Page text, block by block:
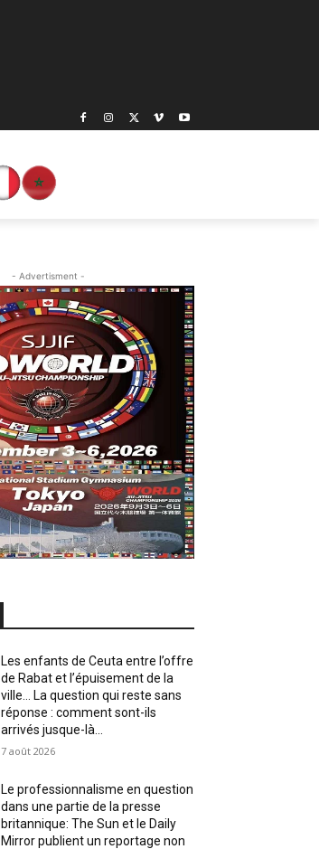
- Advertisment -
Les enfants de Ceuta entre l’offre
de Rabat et l’épuisement de la
ville… La question qui reste sans
réponse : comment sont-ils
arrivés jusque-là...
7 août 2026
Le professionnalisme en question
dans une partie de la presse
britannique: The Sun et le Daily
Mirror publient un reportage non